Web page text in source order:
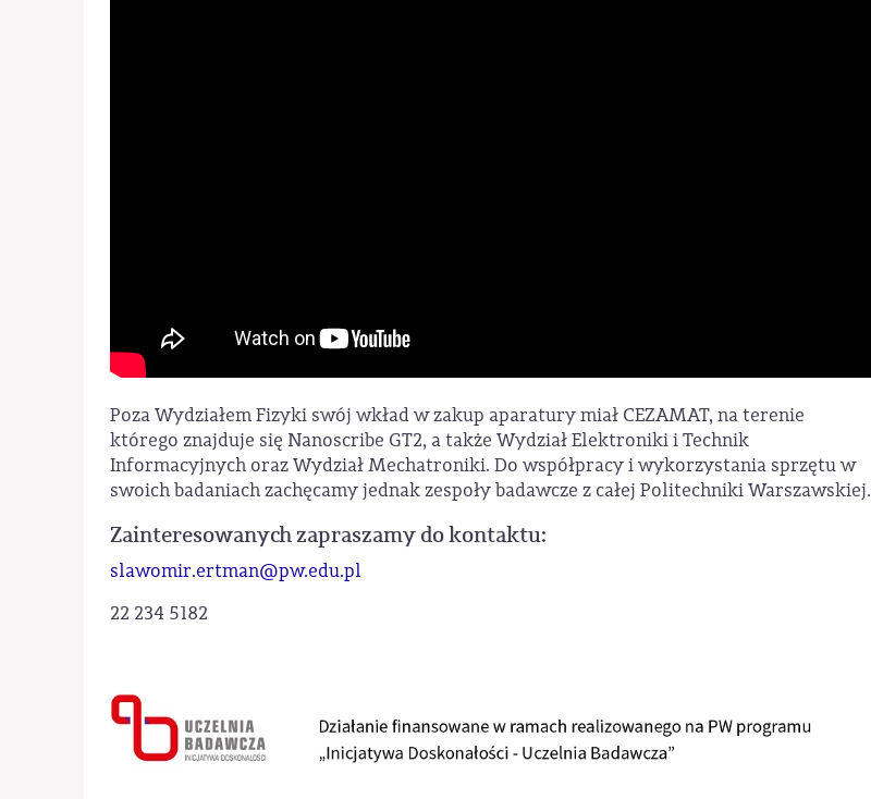
Poza Wydziałem Fizyki swój wkład w zakup aparatury miał CEZAMAT, na terenie
którego znajduje się Nanoscribe GT2, a także Wydział Elektroniki i Technik
Informacyjnych oraz Wydział Mechatroniki. Do współpracy i wykorzystania sprzętu w
swoich badaniach zachęcamy jednak zespoły badawcze z całej Politechniki Warszawskiej.
Zainteresowanych zapraszamy do kontaktu:
slawomir.ertman@pw.edu.pl
22 234 5182